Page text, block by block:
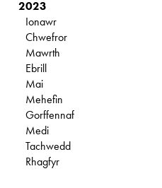
2023
Ionawr
Chwefror
Mawrth
Ebrill
Mai
Mehefin
Gorffennaf
Medi
Tachwedd
Rhagfyr